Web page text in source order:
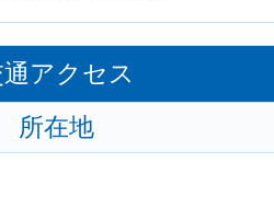
アクセス
所在地